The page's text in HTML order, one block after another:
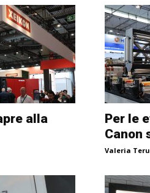
alla
Per le
Canon
Valeria